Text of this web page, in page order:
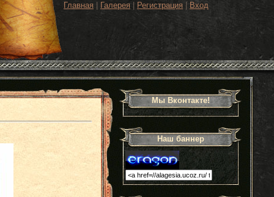
Главная Галерея Регистрация Вход
Мы Вконтакте!
Наш баннер